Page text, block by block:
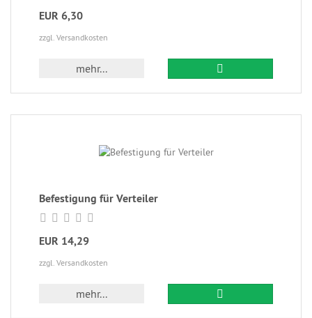
EUR 6,30
zzgl. Versandkosten
mehr...
Befestigung für Verteiler
EUR 14,29
zzgl. Versandkosten
mehr...